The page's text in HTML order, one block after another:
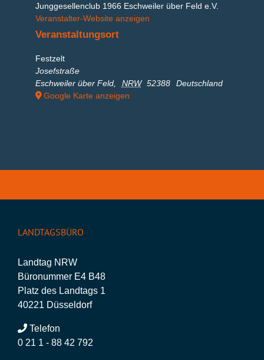
Veranstaltungsort
Festzelt
Josefstraße
Eschweiler über Feld
NRW 52388
Deutschland
Google Karte anzeigen
Junggesellenclub 1966 Eschweiler über Feld e.V.
Veranstalter-Website anzeigen
LANDTAGSBÜRO
Landtag NRW
Büronummer E4 B48
Platz des Landtags 1
40221 Düsseldorf
Telefon
0 21 1 - 88 42 792